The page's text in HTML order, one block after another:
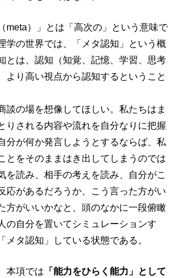
meta）」とは「高次の」という意味で
学の世界では、「メタ認知」という概
とは、認知（知覚、記憶、学習、思考
より高い視点から認知するということ
談の場を想像してほしい。私たちはま
りされる内容や流れを自分なりに把握
分が何か発言しようとするならば、私
とをそのままはき出してしまうのでは
を読み、相手の考えを読み、自分がこ
応があるだろうか、こう言った方がい
方がいいかなと、頭のなかに一段俯瞰
の自分を置いてシミュレーションす
メタ認知」している状態である。
本項では 「能力をひらく能力」として